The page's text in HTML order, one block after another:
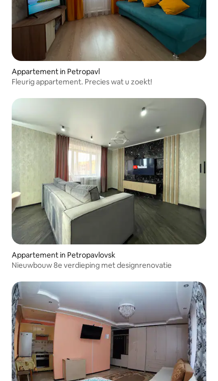
Appartement in Petropavl
Fleurig appartement. Precies wat u zoekt!
Appartement in Petropavlovsk
Nieuwbouw 8e verdieping met designrenovatie